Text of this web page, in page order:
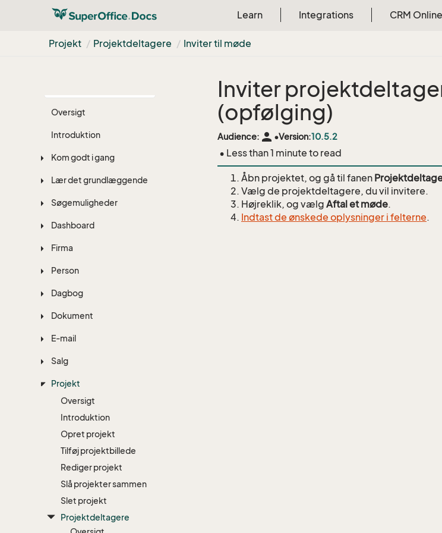
Learn Integrations CRM Online
Projekt Projektdeltagere Inviter til møde
Oversigt
Introduktion
Kom godt i gang
Lær det grundlæggende
Søgemuligheder
Dashboard
Firma
Person
Dagbog
Dokument
E-mail
Salg
Projekt
Oversigt
Introduktion
Opret projekt
Tilføj projektbillede
Rediger projekt
Slå projekter sammen
Slet projekt
Projektdeltagere
Inviter
(opfølging)
Audience: person •Version:10.5.2
• Less than 1 minute to read
Åbn projektet, og gå til fanen
Vælg de projektdeltagere, du vil invitere.
Højreklik, og vælg Aftal et møde.
Indtast de ønskede oplysninger i felterne.